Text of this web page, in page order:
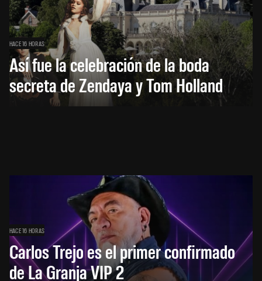
HACE 16 HORAS
Así fue la celebración de la boda
secreta de Zendaya y Tom Holland
HACE 16 HORAS
Carlos Trejo es el primer confirmado
de La Granja VIP 2